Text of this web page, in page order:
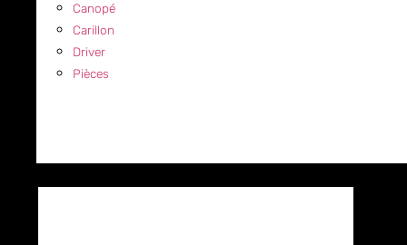
Canopé
Carillon
Driver
Pièces